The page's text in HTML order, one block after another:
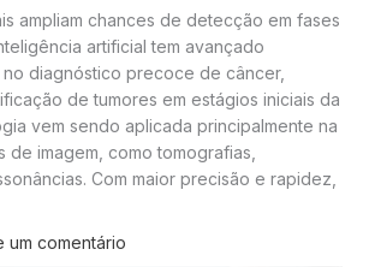
ampliam chances de detecção em fases
artificial tem avançado
diagnóstico precoce de câncer,
de tumores em estágios iniciais da
vem sendo aplicada principalmente na
de imagem, como tomografias,
Com maior precisão e rapidez,
um comentário